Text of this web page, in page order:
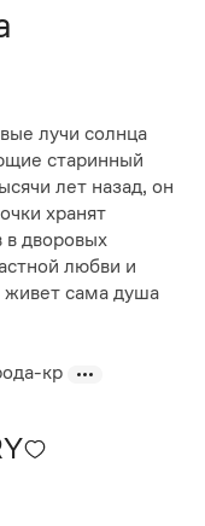
лучи солнца
старинный
лет назад, он
хранят
в дворовых
любви и
живет сама душа
кр